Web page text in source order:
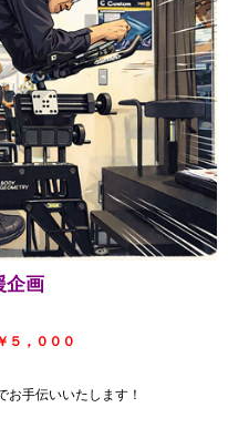
企画
５，０００
手伝いいたします！